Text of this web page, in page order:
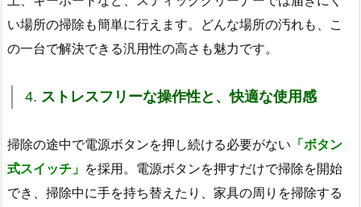
い場所の掃除も簡単に行えます。どんな場所の汚れも、こ
の一台で解決できる汎用性の高さも魅力です。
4. ストレスフリーな操作性と、快適な使用感
掃除の途中で電源ボタンを押し続ける必要がない 「ボタン
式スイッチ」 を採用。電源ボタンを押すだけで掃除を開始
でき、掃除中に手を持ち替えたり、家具の周りを掃除する